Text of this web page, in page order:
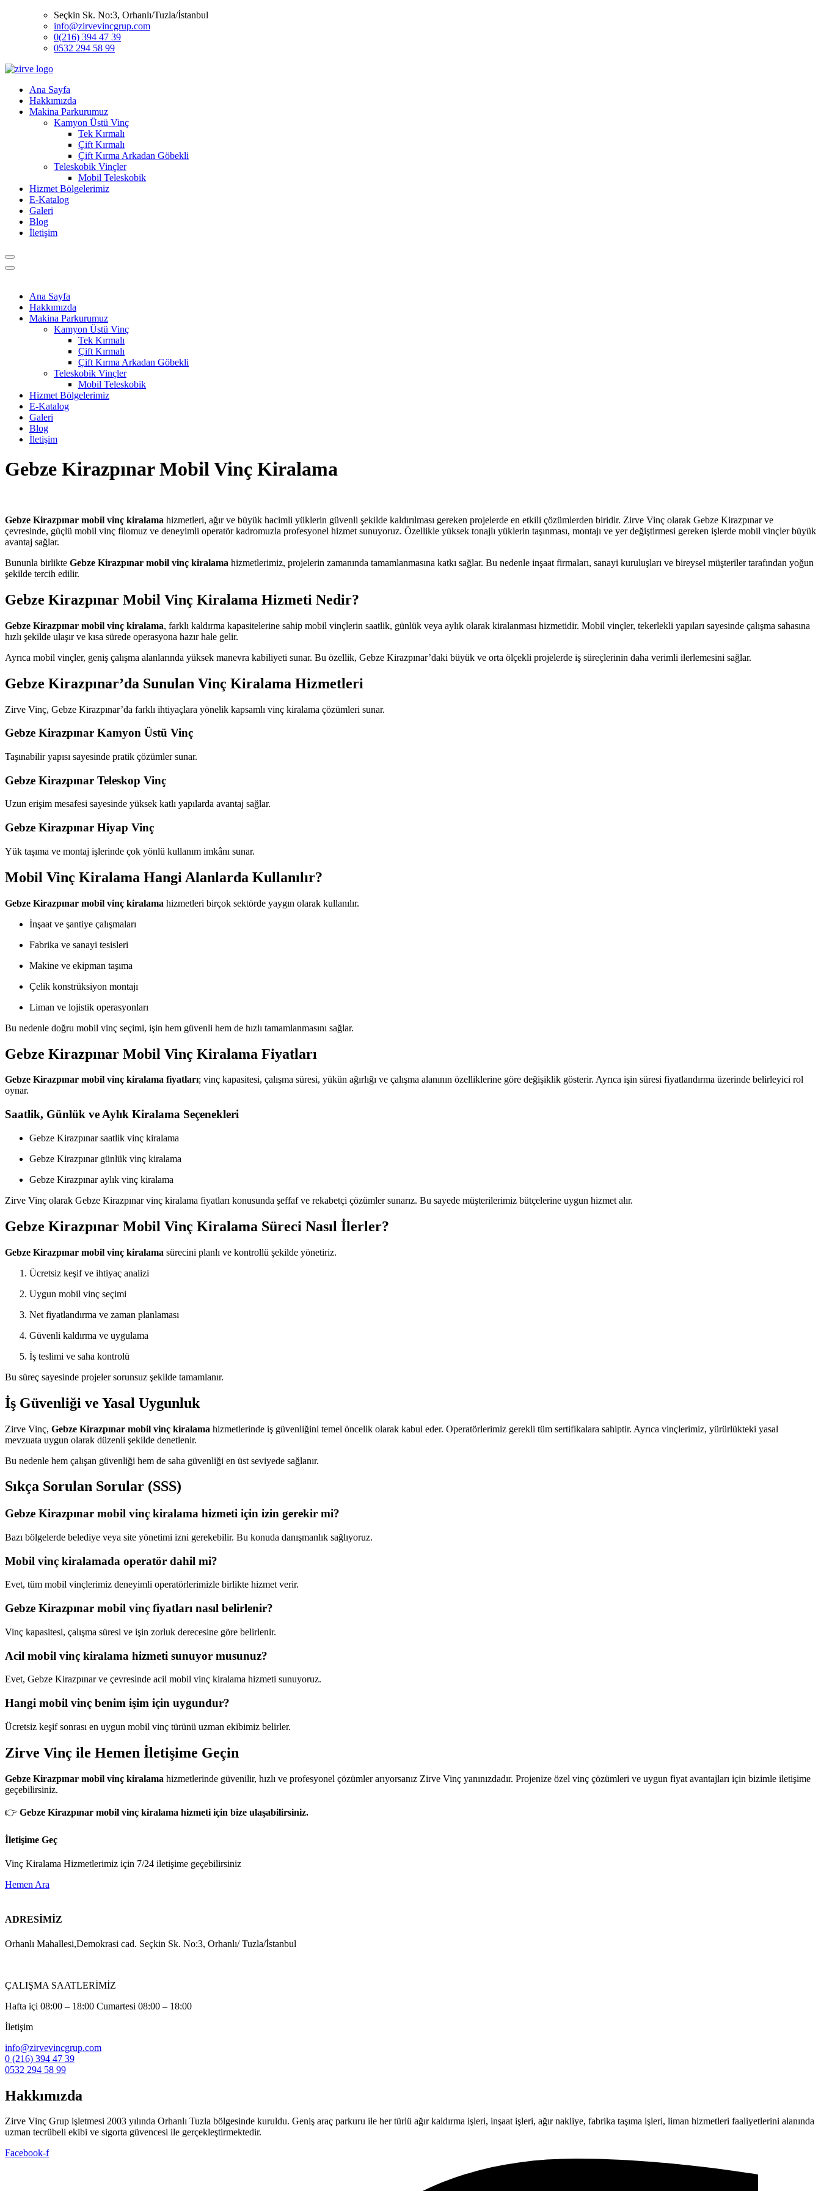
Seçkin Sk. No:3, Orhanlı/Tuzla/İstanbul
info@zirvevincgrup.com
0(216) 394 47 39
0532 294 58 99
Ana Sayfa
Hakkımızda
Makina Parkurumuz
Kamyon Üstü Vinç
Tek Kırmalı
Çift Kırmalı
Çift Kırma Arkadan Göbekli
Teleskobik Vinçler
Mobil Teleskobik
Hizmet Bölgelerimiz
E-Katalog
Galeri
Blog
İletişim
Ana Sayfa
Hakkımızda
Makina Parkurumuz
Kamyon Üstü Vinç
Tek Kırmalı
Çift Kırmalı
Çift Kırma Arkadan Göbekli
Teleskobik Vinçler
Mobil Teleskobik
Hizmet Bölgelerimiz
E-Katalog
Galeri
Blog
İletişim
Gebze Kirazpınar Mobil Vinç Kiralama
Gebze Kirazpınar mobil vinç kiralama hizmetleri, ağır ve büyük hacimli yüklerin güvenli şekilde kaldırılması gereken projelerde en etkili çözümlerden biridir. Zirve Vinç olarak Gebze Kirazpınar ve
çevresinde, güçlü mobil vinç filomuz ve deneyimli operatör kadromuzla profesyonel hizmet sunuyoruz. Özellikle yüksek tonajlı yüklerin taşınması, montajı ve yer değiştirmesi gereken işlerde mobil vinçler büyük
avantaj sağlar.
Bununla birlikte Gebze Kirazpınar mobil vinç kiralama hizmetlerimiz, projelerin zamanında tamamlanmasına katkı sağlar. Bu nedenle inşaat firmaları, sanayi kuruluşları ve bireysel müşteriler tarafından yoğun
şekilde tercih edilir.
Gebze Kirazpınar Mobil Vinç Kiralama Hizmeti Nedir?
Gebze Kirazpınar mobil vinç kiralama, farklı kaldırma kapasitelerine sahip mobil vinçlerin saatlik, günlük veya aylık olarak kiralanması hizmetidir. Mobil vinçler, tekerlekli yapıları sayesinde çalışma sahasına
hızlı şekilde ulaşır ve kısa sürede operasyona hazır hale gelir.
Ayrıca mobil vinçler, geniş çalışma alanlarında yüksek manevra kabiliyeti sunar. Bu özellik, Gebze Kirazpınar’daki büyük ve orta ölçekli projelerde iş süreçlerinin daha verimli ilerlemesini sağlar.
Gebze Kirazpınar’da Sunulan Vinç Kiralama Hizmetleri
Zirve Vinç, Gebze Kirazpınar’da farklı ihtiyaçlara yönelik kapsamlı vinç kiralama çözümleri sunar.
Gebze Kirazpınar Kamyon Üstü Vinç
Taşınabilir yapısı sayesinde pratik çözümler sunar.
Gebze Kirazpınar Teleskop Vinç
Uzun erişim mesafesi sayesinde yüksek katlı yapılarda avantaj sağlar.
Gebze Kirazpınar Hiyap Vinç
Yük taşıma ve montaj işlerinde çok yönlü kullanım imkânı sunar.
Mobil Vinç Kiralama Hangi Alanlarda Kullanılır?
Gebze Kirazpınar mobil vinç kiralama hizmetleri birçok sektörde yaygın olarak kullanılır.
İnşaat ve şantiye çalışmaları
Fabrika ve sanayi tesisleri
Makine ve ekipman taşıma
Çelik konstrüksiyon montajı
Liman ve lojistik operasyonları
Bu nedenle doğru mobil vinç seçimi, işin hem güvenli hem de hızlı tamamlanmasını sağlar.
Gebze Kirazpınar Mobil Vinç Kiralama Fiyatları
Gebze Kirazpınar mobil vinç kiralama fiyatları; vinç kapasitesi, çalışma süresi, yükün ağırlığı ve çalışma alanının özelliklerine göre değişiklik gösterir. Ayrıca işin süresi fiyatlandırma üzerinde belirleyici rol
oynar.
Saatlik, Günlük ve Aylık Kiralama Seçenekleri
Gebze Kirazpınar saatlik vinç kiralama
Gebze Kirazpınar günlük vinç kiralama
Gebze Kirazpınar aylık vinç kiralama
Zirve Vinç olarak Gebze Kirazpınar vinç kiralama fiyatları konusunda şeffaf ve rekabetçi çözümler sunarız. Bu sayede müşterilerimiz bütçelerine uygun hizmet alır.
Gebze Kirazpınar Mobil Vinç Kiralama Süreci Nasıl İlerler?
Gebze Kirazpınar mobil vinç kiralama sürecini planlı ve kontrollü şekilde yönetiriz.
Ücretsiz keşif ve ihtiyaç analizi
Uygun mobil vinç seçimi
Net fiyatlandırma ve zaman planlaması
Güvenli kaldırma ve uygulama
İş teslimi ve saha kontrolü
Bu süreç sayesinde projeler sorunsuz şekilde tamamlanır.
İş Güvenliği ve Yasal Uygunluk
Zirve Vinç, Gebze Kirazpınar mobil vinç kiralama hizmetlerinde iş güvenliğini temel öncelik olarak kabul eder. Operatörlerimiz gerekli tüm sertifikalara sahiptir. Ayrıca vinçlerimiz, yürürlükteki yasal
mevzuata uygun olarak düzenli şekilde denetlenir.
Bu nedenle hem çalışan güvenliği hem de saha güvenliği en üst seviyede sağlanır.
Sıkça Sorulan Sorular (SSS)
Gebze Kirazpınar mobil vinç kiralama hizmeti için izin gerekir mi?
Bazı bölgelerde belediye veya site yönetimi izni gerekebilir. Bu konuda danışmanlık sağlıyoruz.
Mobil vinç kiralamada operatör dahil mi?
Evet, tüm mobil vinçlerimiz deneyimli operatörlerimizle birlikte hizmet verir.
Gebze Kirazpınar mobil vinç fiyatları nasıl belirlenir?
Vinç kapasitesi, çalışma süresi ve işin zorluk derecesine göre belirlenir.
Acil mobil vinç kiralama hizmeti sunuyor musunuz?
Evet, Gebze Kirazpınar ve çevresinde acil mobil vinç kiralama hizmeti sunuyoruz.
Hangi mobil vinç benim işim için uygundur?
Ücretsiz keşif sonrası en uygun mobil vinç türünü uzman ekibimiz belirler.
Zirve Vinç ile Hemen İletişime Geçin
Gebze Kirazpınar mobil vinç kiralama hizmetlerinde güvenilir, hızlı ve profesyonel çözümler arıyorsanız Zirve Vinç yanınızdadır. Projenize özel vinç çözümleri ve uygun fiyat avantajları için bizimle iletişime
geçebilirsiniz.
👉 Gebze Kirazpınar mobil vinç kiralama hizmeti için bize ulaşabilirsiniz.
İletişime Geç
Vinç Kiralama Hizmetlerimiz için 7/24 iletişime geçebilirsiniz
Hemen Ara
ADRESİMİZ
Orhanlı Mahallesi,Demokrasi cad. Seçkin Sk. No:3, Orhanlı/ Tuzla/İstanbul
ÇALIŞMA SAATLERİMİZ
Hafta içi 08:00 – 18:00 Cumartesi 08:00 – 18:00
İletişim
info@zirvevincgrup.com
0 (216) 394 47 39
0532 294 58 99
Hakkımızda
Zirve Vinç Grup işletmesi 2003 yılında Orhanlı Tuzla bölgesinde kuruldu. Geniş araç parkuru ile her türlü ağır kaldırma işleri, inşaat işleri, ağır nakliye, fabrika taşıma işleri, liman hizmetleri faaliyetlerini alanında
uzman tecrübeli ekibi ve sigorta güvencesi ile gerçekleştirmektedir.
Facebook-f